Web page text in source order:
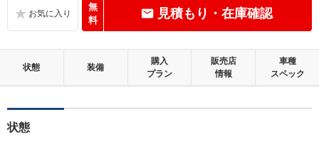
無
料
見積もり・在庫確認
状態 装備
購入
プラン
販売店
情報
車種
スペック
状態